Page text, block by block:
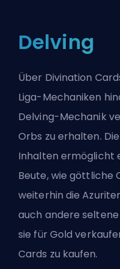
Delving
Über Divination
Liga-Mechaniken
Delving-Mechanik
Orbs zu erhalten.
Inhalten ermöglicht
Beute, wiegöttliche
weiterhin die
auch andere
sie für Gold
Cards zu kaufen.